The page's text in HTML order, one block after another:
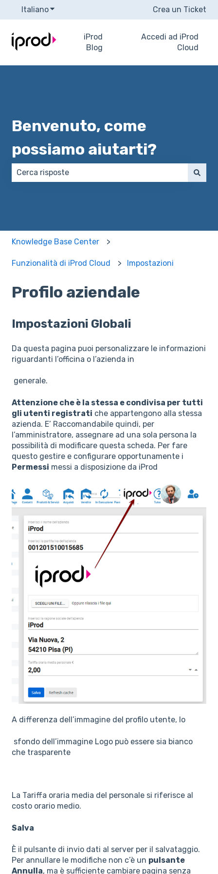
ItalianoMostra sottomenu per le traduzioniCrea un Ticket
iProd
Blog
Accedi ad iProd
Cloud
Benvenuto, come
possiamo aiutarti?
Knowledge Base Center
Funzionalità di iProd Cloud Impostazioni
Profilo aziendale
Impostazioni Globali
Da questa pagina puoi personalizzare le informazioni
riguardanti l’officina o l’azienda in
generale.
Attenzione che è la stessa e condivisa per tutti
gli utenti registrati che appartengono alla stessa
azienda. E’ Raccomandabile quindi, per
l’amministratore, assegnare ad una sola persona la
possibilità di modificare questa scheda. Per fare
questo gestire e configurare opportunamente i
Permessi messi a disposizione da iProd
A differenza dell’immagine del profilo utente, lo
sfondo dell’immagine Logo può essere sia bianco
che trasparente
La Tariffa oraria media del personale si riferisce al
costo orario medio.
Salva
È il pulsante di invio dati al server per il salvataggio.
Per annullare le modifiche non c’è un pulsante
Annulla, ma è sufficiente cambiare pagina senza